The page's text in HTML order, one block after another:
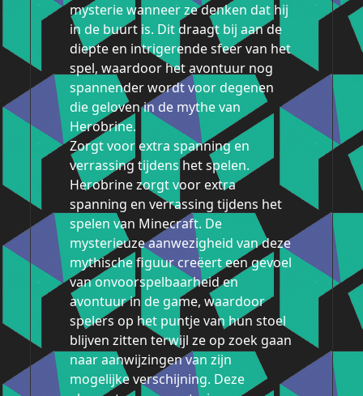
mysterie wanneer ze denken dat hij
in de buurt is. Dit draagt bij aan de
diepte en intrigerende sfeer van het
spel, waardoor het avontuur nog
spannender wordt voor degenen
die geloven in de mythe van
Herobrine.
Zorgt voor extra spanning en
verrassing tijdens het spelen.
Herobrine zorgt voor extra
spanning en verrassing tijdens het
spelen van Minecraft. De
mysterieuze aanwezigheid van deze
mythische figuur creëert een gevoel
van onvoorspelbaarheid en
avontuur in de game, waardoor
spelers op het puntje van hun stoel
blijven zitten terwijl ze op zoek gaan
naar aanwijzingen van zijn
mogelijke verschijning. Deze